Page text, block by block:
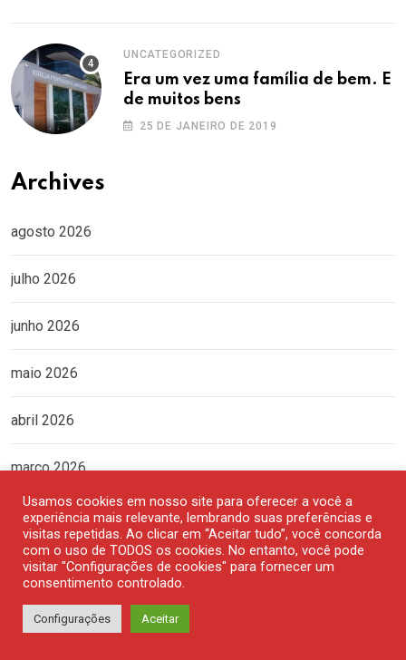
UNCATEGORIZED
Era um vez uma família de bem. E
de muitos bens
25 DE JANEIRO DE 2019
Archives
agosto 2026
julho 2026
junho 2026
maio 2026
abril 2026
março 2026
fevereiro 2026
janeiro 2026
dezembro 2025
Usamos cookies em nosso site para oferecer a você a
experiência mais relevante, lembrando suas preferências e
visitas repetidas. Ao clicar em “Aceitar tudo”, você concorda
com o uso de TODOS os cookies. No entanto, você pode
visitar "Configurações de cookies" para fornecer um
consentimento controlado.
Configurações Aceitar